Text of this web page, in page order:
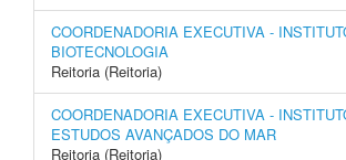
COORDENADORIA EXECUTIVA -
BIOTECNOLOGIA
Reitoria (Reitoria)
COORDENADORIA EXECUTIVA -
ESTUDOS AVANÇADOS DO MAR
Reitoria (Reitoria)